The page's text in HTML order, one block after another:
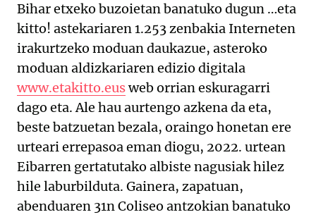
Bihar etxeko buzoietan banatuko dugun …eta
kitto! astekariaren 1.253 zenbakia Interneten
irakurtzeko moduan daukazue, asteroko
moduan aldizkariaren edizio digitala
www.etakitto.eusweb orrian eskuragarri
dago eta. Ale hau aurtengo azkena da eta,
beste batzuetan bezala, oraingo honetan ere
urteari errepasoa eman diogu, 2022. urtean
Eibarren gertatutako albiste nagusiak hilez
hile laburbilduta. Gainera, zapatuan,
abenduaren 31n Coliseo antzokian banatuko